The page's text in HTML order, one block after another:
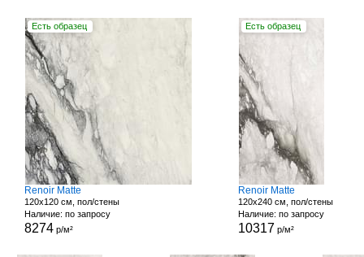
Есть образец
Renoir Matte
120x120 см, пол/стены
Наличие: по запросу
8274 р/м²
Есть образец
Renoir Matte
120x240 см, пол/стены
Наличие: по запросу
10317 р/м²